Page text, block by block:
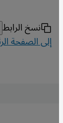
نسخ الرابط
إلى الصفحة